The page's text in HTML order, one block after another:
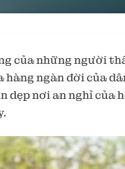
của những người
ngàn đời của
dẹp nơi an nghỉ của